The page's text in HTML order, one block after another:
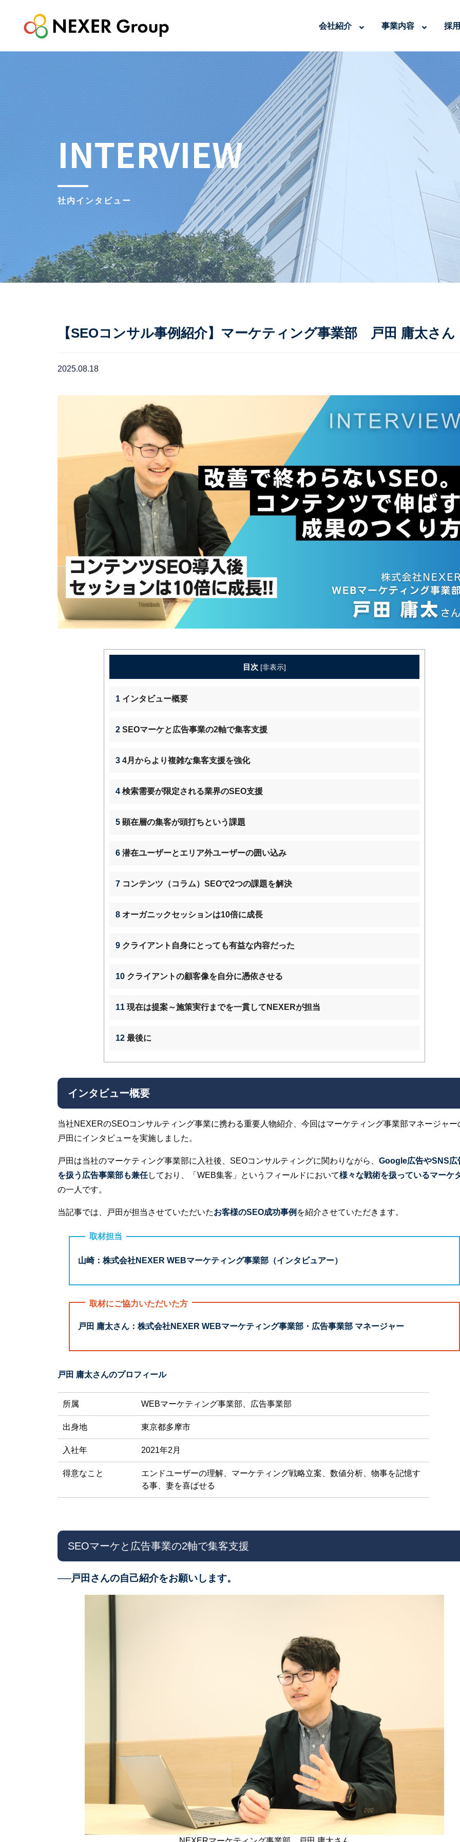
会社紹介 事業内容 採
INTERVIEW
社内インタビュー
【SEOコンサル事例紹介】マーケティング事業部 戸田 庸太さん
2025.08.18
目次 [非表示]
1 インタビュー概要
2 SEOマーケと広告事業の2軸で集客支援
3 4月からより複雑な集客支援を強化
4 検索需要が限定される業界のSEO支援
5 顕在層の集客が頭打ちという課題
6 潜在ユーザーとエリア外ユーザーの囲い込み
7 コンテンツ（コラム）SEOで2つの課題を解決
8 オーガニックセッションは10倍に成長
9 クライアント自身にとっても有益な内容だった
10 クライアントの顧客像を自分に憑依させる
11 現在は提案～施策実行までを一貫してNEXERが担当
12 最後に
インタビュー概要
当社NEXERのSEOコンサルティング事業に携わる重要人物紹介、今回はマーケティング事業部マネージャー
戸田にインタビューを実施しました。
戸田は当社のマーケティング事業部に入社後、SEOコンサルティングに関わりながら、 Google広告やSNS広
を扱う広告事業部も兼任しており、「WEB集客」というフィールドにおいて様々な戦術を扱っているマーケ
の一人です。
当記事では、戸田が担当させていただいたお客様のSEO成功事例 を紹介させていただきます。
取材担当
山崎：株式会社NEXER WEBマーケティング事業部（インタビュアー）
取材にご協力いただいた方
戸田 庸太さん：株式会社NEXER WEBマーケティング事業部・広告事業部 マネージャー
戸田 庸太さんのプロフィール
所属 WEBマーケティング事業部、広告事業部
出身地 東京都多摩市
入社年 2021年2月
得意なこと
エンドユーザーの理解、マーケティング戦略立案、数値分析、物事を記憶す
る事、妻を喜ばせる
SEOマーケと広告事業の2軸で集客支援
──戸田さんの自己紹介をお願いします。